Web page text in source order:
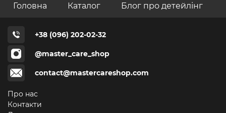
Головна Каталог Блог про детейлінг
+38 (096) 202-02-32
@master_care_shop
contact@mastercareshop.com
Про нас
Контакти